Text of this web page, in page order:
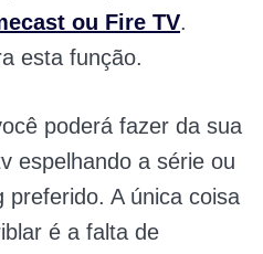
ou Fire TV.
esta função.
poderá fazer da sua
espelhando a série ou
A única coisa
é a falta de